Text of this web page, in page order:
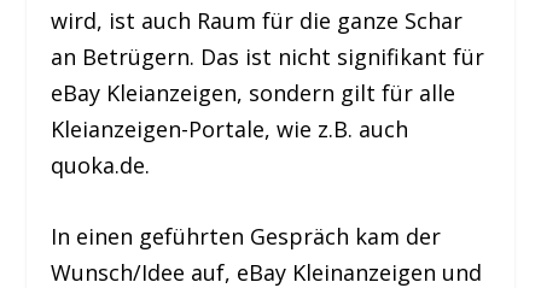
wird, ist auch Raum für die ganze Schar
an Betrügern. Das ist nicht signifikant für
eBay Kleianzeigen, sondern gilt für alle
Kleianzeigen-Portale, wie z.B. auch
quoka.de.
In einen geführten Gespräch kam der
Wunsch/Idee auf, eBay Kleinanzeigen und